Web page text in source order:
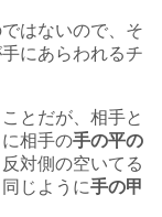
はないので、そ
にあらわれるチ
とだが、相手と
相手の手の平の
対側の空いてる
じように手の甲